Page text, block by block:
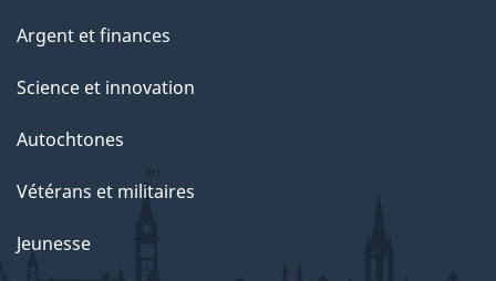
Argent et finances
Science et innovation
Autochtones
Vétérans et militaires
Jeunesse